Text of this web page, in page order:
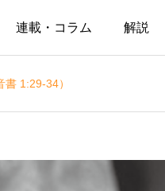
連載・コラム 解説
1:29-34）